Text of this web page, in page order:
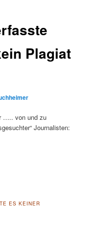
Plagiat
….. von und zu
Journalisten:
ES KEINER